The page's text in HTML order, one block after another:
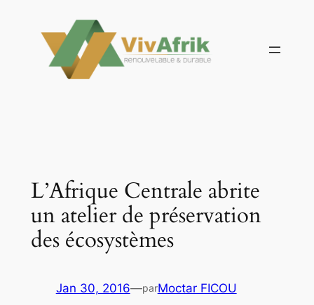
contenu
L’Afrique Centrale abrite
un atelier de préservation
des écosystèmes
Jan 30, 2016—parMoctar FICOU